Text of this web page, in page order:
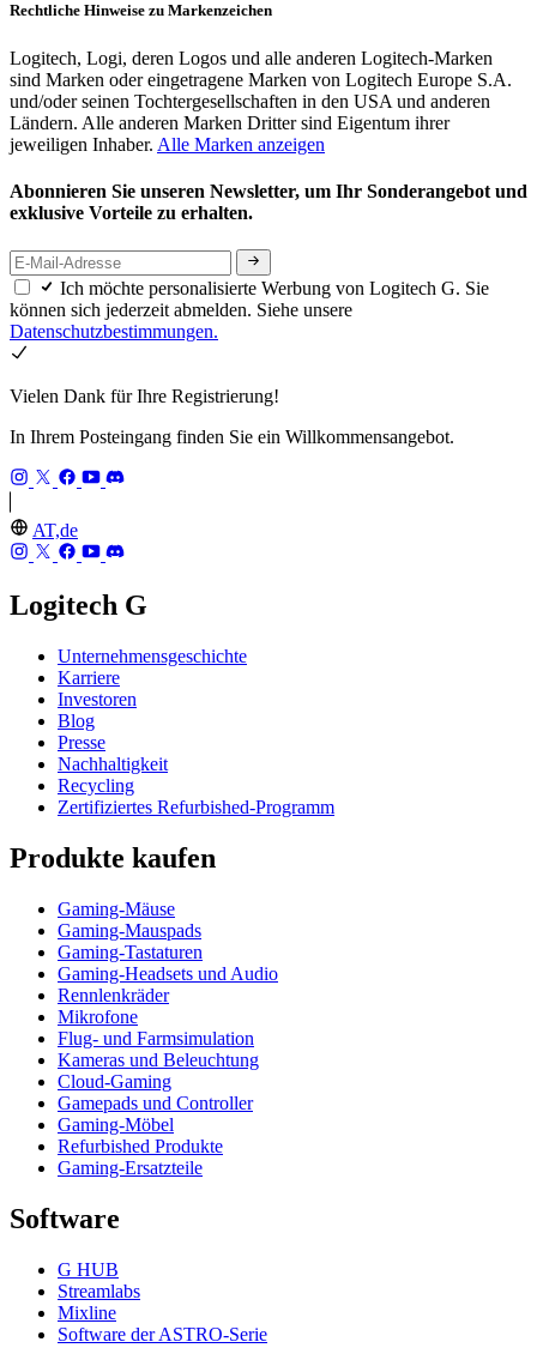
Rechtliche Hinweise zu Markenzeichen
Logitech, Logi, deren Logos und alle anderen Logitech-Marken
sind Marken oder eingetragene Marken von Logitech Europe S.A.
und/oder seinen Tochtergesellschaften in den USA und anderen
Ländern. Alle anderen Marken Dritter sind Eigentum ihrer
jeweiligen Inhaber. Alle Marken anzeigen
Abonnieren Sie unseren Newsletter, um Ihr Sonderangebot und
exklusive Vorteile zu erhalten.
Ich möchte personalisierte Werbung von Logitech G. Sie
können sich jederzeit abmelden. Siehe unsere
Datenschutzbestimmungen.
Vielen Dank für Ihre Registrierung!
In Ihrem Posteingang finden Sie ein Willkommensangebot.
AT,de
Logitech G
Unternehmensgeschichte
Karriere
Investoren
Blog
Presse
Nachhaltigkeit
Recycling
Zertifiziertes Refurbished-Programm
Produkte kaufen
Gaming-Mäuse
Gaming-Mauspads
Gaming-Tastaturen
Gaming-Headsets und Audio
Rennlenkräder
Mikrofone
Flug- und Farmsimulation
Kameras und Beleuchtung
Cloud-Gaming
Gamepads und Controller
Gaming-Möbel
Refurbished Produkte
Gaming-Ersatzteile
Software
G HUB
Streamlabs
Mixline
Software der ASTRO-Serie